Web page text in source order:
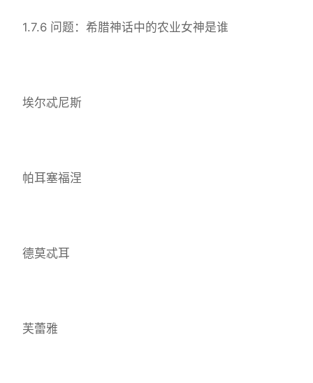
1.7.6 问题：希腊神话中的农业女神是谁
埃尔忒尼斯
帕耳塞福涅
德莫忒耳
芙蕾雅